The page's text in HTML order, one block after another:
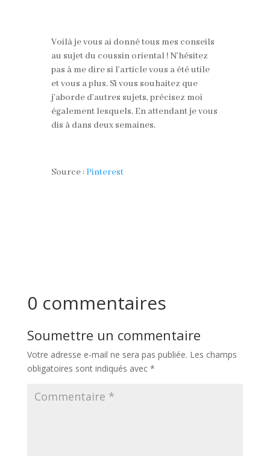
Voilà je vous ai donné tous mes conseils
au sujet du coussin oriental ! N’hésitez
pas à me dire si l’article vous a été utile
et vous a plus. Si vous souhaitez que
j’aborde d’autres sujets, précisez moi
également lesquels. En attendant je vous
dis à dans deux semaines.
Source : Pinterest
0 commentaires
Soumettre un commentaire
Votre adresse e-mail ne sera pas publiée. Les champs
obligatoires sont indiqués avec *